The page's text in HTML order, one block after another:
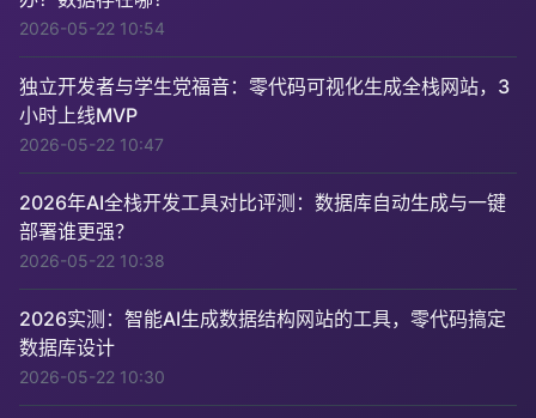
2026-05-22 10:54
独立开发者与学生党福音：零代码可视化生成全栈网站，3
小时上线MVP
2026-05-22 10:47
2026年AI全栈开发工具对比评测：数据库自动生成与一键
部署谁更强？
2026-05-22 10:38
2026实测：智能AI生成数据结构网站的工具，零代码搞定
数据库设计
2026-05-22 10:30